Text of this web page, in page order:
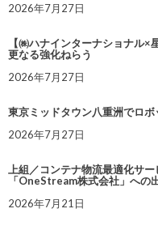
2026年7月27日
【㈱ハナインターナショナル
更なる強化ねらう
2026年7月27日
東京ミッドタウン八重洲でロ
2026年7月27日
上組／コンテナ物流最適化サ
「OneStream株式会社」への
2026年7月21日